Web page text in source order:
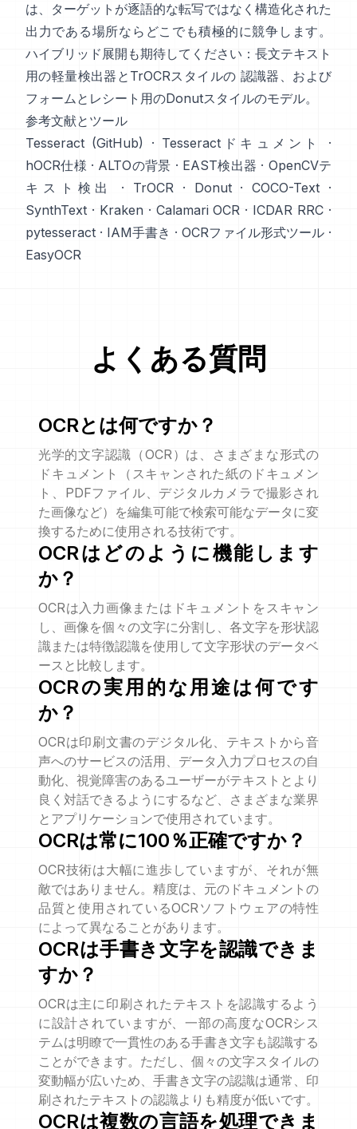
は、ターゲットが逐語的な転写ではなく構造化された
出力である場所ならどこでも積極的に競争します。
ハイブリッド展開も期待してください：長文テキスト
用の軽量検出器とTrOCRスタイルの 認識器、および
フォームとレシート用のDonutスタイルのモデル。
参考文献とツール
Tesseract (GitHub)
· Tesseractドキュメント
·
hOCR仕様 · ALTOの背景 · EAST検出器 · OpenCVテ
キスト検出
· TrOCR· Donut·COCO-Text ·
SynthText · Kraken · Calamari OCR · ICDAR RRC ·
pytesseract · IAM手書き ·OCRファイル形式ツール·
EasyOCR
よくある質問
OCRとは何ですか？
光学的文字認識（OCR）は、さまざまな形式の
ドキュメント（スキャンされた紙のドキュメン
ト、PDFファイル、デジタルカメラで撮影され
た画像など）を編集可能で検索可能なデータに変
換するために使用される技術です。
OCRはどのように機能します
か？
OCRは入力画像またはドキュメントをスキャン
し、画像を個々の文字に分割し、各文字を形状認
識または特徴認識を使用して文字形状のデータベ
ースと比較します。
OCRの実用的な用途は何です
か？
OCRは印刷文書のデジタル化、テキストから音
声へのサービスの活用、データ入力プロセスの自
動化、視覚障害のあるユーザーがテキストとより
良く対話できるようにするなど、さまざまな業界
とアプリケーションで使用されています。
OCRは常に100％正確ですか？
OCR技術は大幅に進歩していますが、それが無
敵ではありません。精度は、元のドキュメントの
品質と使用されているOCRソフトウェアの特性
によって異なることがあります。
OCRは手書き文字を認識できま
すか？
OCRは主に印刷されたテキストを認識するよう
に設計されていますが、一部の高度なOCRシス
テムは明瞭で一貫性のある手書き文字も認識する
ことができます。ただし、個々の文字スタイルの
変動幅が広いため、手書き文字の認識は通常、印
刷されたテキストの認識よりも精度が低いです。
OCRは複数の言語を処理できま